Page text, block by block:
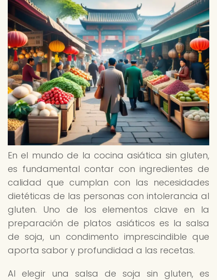
En el mundo de la cocina asiática sin gluten,
es fundamental contar con ingredientes de
calidad que cumplan con las necesidades
dietéticas de las personas con intolerancia al
gluten. Uno de los elementos clave en la
preparación de platos asiáticos es la salsa
de soja, un condimento imprescindible que
aporta sabor y profundidad a las recetas.
Al elegir una salsa de soja sin gluten, es